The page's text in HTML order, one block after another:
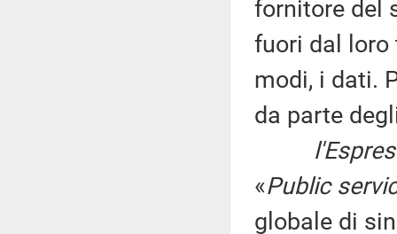
fornitore del
fuori dal
modi, i dati.
da parte
«Public
globale di